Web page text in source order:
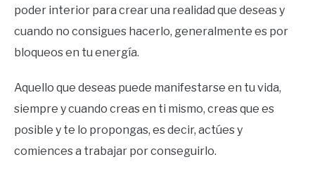
poder interior para crear una realidad que deseas y
cuando no consigues hacerlo, generalmente es por
bloqueos en tu energía.
Aquello que deseas puede manifestarse en tu vida,
siempre y cuando creas en ti mismo, creas que es
posible y te lo propongas, es decir, actúes y
comiences a trabajar por conseguirlo.